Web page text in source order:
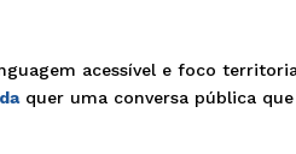
acessível e foco
quer uma conversa pública que